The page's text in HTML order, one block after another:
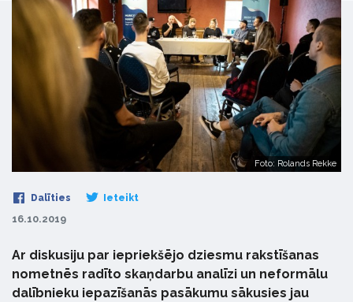
Foto: Rolands Rekke
Dalīties Ieteikt
16.10.2019
Ar diskusiju par iepriekšējo dziesmu rakstīšanas
nometnēs radīto skaņdarbu analīzi un neformālu
dalībnieku iepazīšanās pasākumu sākusies jau